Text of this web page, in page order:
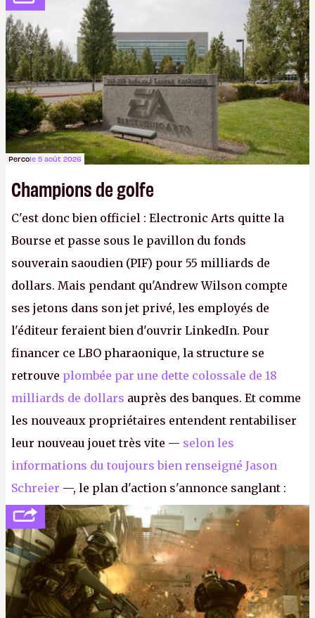
cher payé que le temps passé à dev, mais ça
apprendra aux petits malins qu'on ne braque pas
Gabe Newell aussi facilement.P.
Percole 5 août 2026
Champions de golfe
C'est donc bien officiel : Electronic Arts quitte la
Bourse et passe sous le pavillon du fonds
souverain saoudien (PIF) pour 55 milliards de
dollars. Mais pendant qu'Andrew Wilson compte
ses jetons dans son jet privé, les employés de
l'éditeur feraient bien d'ouvrir LinkedIn. Pour
financer ce LBO pharaonique, la structure se
retrouve plombée par une dette colossale de 18
milliards de dollars auprès des banques. Et comme
les nouveaux propriétaires entendent rentabiliser
leur nouveau jouet très vite — selon les
informations du toujours bien renseigné Jason
Schreier —, le plan d'action s'annonce sanglant :
réductions de coûts drastiques, fermetures de
studios et licenciements massifs. En gros, essorer
FCetBattlefield, puis virer le reste.P.